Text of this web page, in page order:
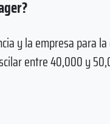
y la empresa para
entre 40,000 y